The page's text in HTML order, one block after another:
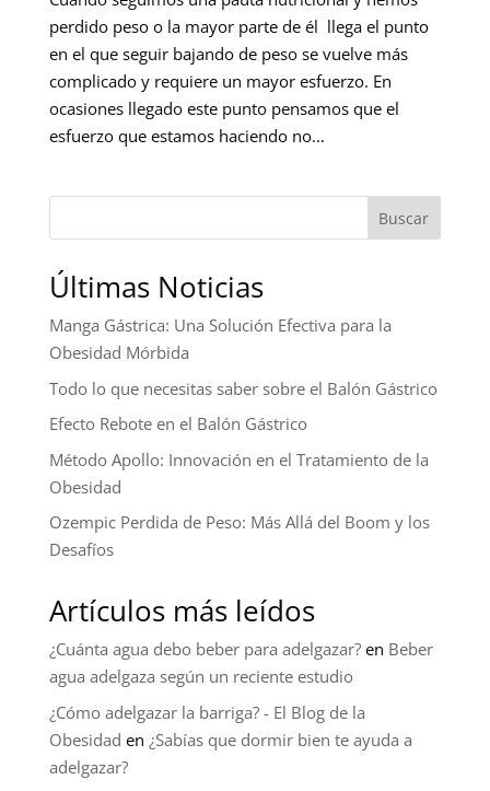
perdido peso o la mayor parte de él llega el punto
en el que seguir bajando de peso se vuelve más
complicado y requiere un mayor esfuerzo. En
ocasiones llegado este punto pensamos que el
esfuerzo que estamos haciendo no...
Buscar
Últimas Noticias
Manga Gástrica: Una Solución Efectiva para la
Obesidad Mórbida
Todo lo que necesitas saber sobre el Balón Gástrico
Efecto Rebote en el Balón Gástrico
Método Apollo: Innovación en el Tratamiento de la
Obesidad
Ozempic Perdida de Peso: Más Allá del Boom y los
Desafíos
Artículos más leídos
¿Cuánta agua debo beber para adelgazar?en Beber
agua adelgaza según un reciente estudio
¿Cómo adelgazar la barriga? - El Blog de la
Obesidad en ¿Sabías que dormir bien te ayuda a
adelgazar?